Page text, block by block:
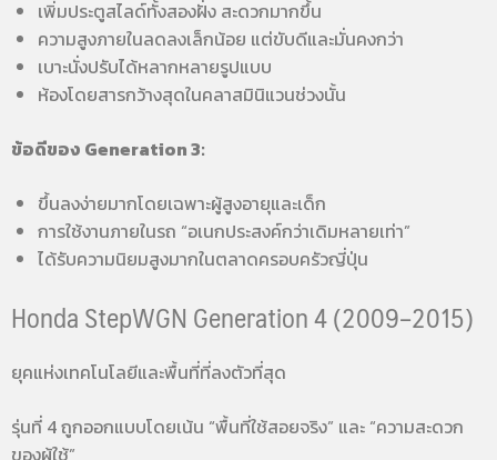
เพิ่มประตูสไลด์ทั้งสองฝั่ง สะดวกมากขึ้น
ความสูงภายในลดลงเล็กน้อย แต่ขับดีและมั่นคงกว่า
เบาะนั่งปรับได้หลากหลายรูปแบบ
ห้องโดยสารกว้างสุดในคลาสมินิแวนช่วงนั้น
ข้อดีของ Generation 3:
ขึ้นลงง่ายมากโดยเฉพาะผู้สูงอายุและเด็ก
การใช้งานภายในรถ “อเนกประสงค์กว่าเดิมหลายเท่า”
ได้รับความนิยมสูงมากในตลาดครอบครัวญี่ปุ่น
Honda StepWGN Generation 4 (2009–2015)
ยุคแห่งเทคโนโลยีและพื้นที่ที่ลงตัวที่สุด
รุ่นที่ 4 ถูกออกแบบโดยเน้น “พื้นที่ใช้สอยจริง” และ “ความสะดวก
ของผู้ใช้”